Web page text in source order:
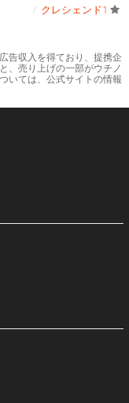
クレシェンド1
告収入を得ており、提携企
、売り上げの一部がウチノ
いては、公式サイトの情報